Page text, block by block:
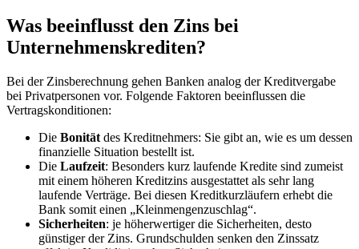
Was beeinflusst den Zins bei
Unternehmenskrediten?
Bei der Zinsberechnung gehen Banken analog der Kreditvergabe
bei Privatpersonen vor. Folgende Faktoren beeinflussen die
Vertragskonditionen:
Die Bonität des Kreditnehmers: Sie gibt an, wie es um dessen
finanzielle Situation bestellt ist.
Die Laufzeit: Besonders kurz laufende Kredite sind zumeist
mit einem höheren Kreditzins ausgestattet als sehr lang
laufende Verträge. Bei diesen Kreditkurzläufern erhebt die
Bank somit einen „Kleinmengenzuschlag“.
Sicherheiten: je höherwertiger die Sicherheiten, desto
günstiger der Zins. Grundschulden senken den Zinssatz